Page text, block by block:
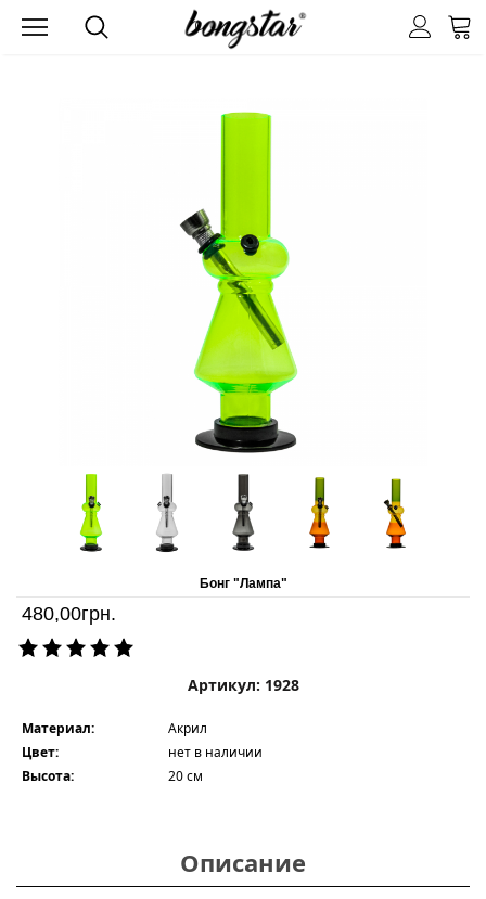
Бонг "Лампа"
480,00грн.
Артикул: 1928
Материал:
Акрил
Цвет:
нет в наличии
Высота:
20 см
Описание